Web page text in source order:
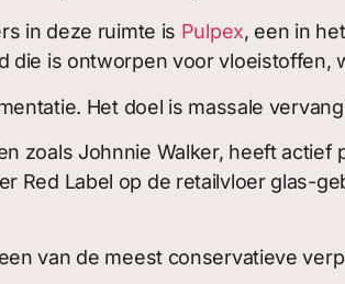
in deze ruimte is Pulpex, een in
die is ontworpen voor vloeistoffen,
Het doel is massale
zoals Johnnie Walker, heeft
Red Label op de retailvloer glas-
van de meest conservatieve